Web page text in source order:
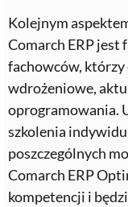
Kolejnym
Comarch ERP jest
fachowców,
wdrożeniowe,
oprogramowania.
szkolenia
poszczególnych
Comarch ERP
kompetencji i